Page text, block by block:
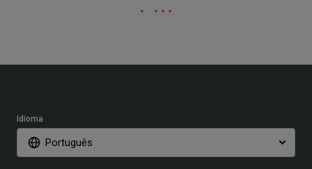
Idioma
Português